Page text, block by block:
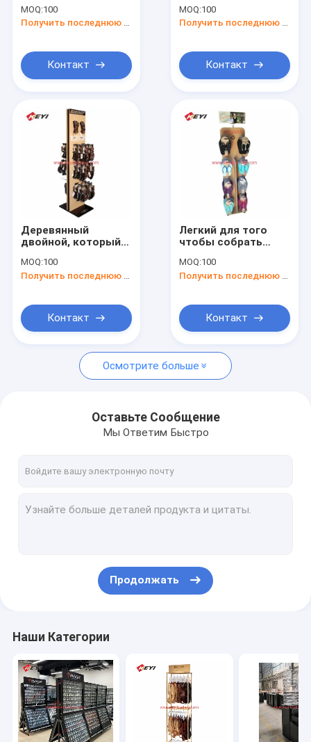
Продукты
Контроль качества
Свяжитесь с нами
Дисплей торговых карт
Деревянный дисплей
Акриловая выставочная витрина
Дисплей сигареты
системы мебели
розницы МДФ
конструкции аудио
с светом
приведенным
MOQ:100
Получить последнюю цену
Контакт
деревянного
автомобиля
аудио для
демонстрации
MOQ:100
Получить последнюю цену
Контакт
Деревянный
двойной, который
стеллаж для
выставки товаров
пола с крюками
MOQ:100
Контакт
Легкий для того
чтобы собрать
стеллаж для
выставки товаров
MOQ:100
Контакт
Осмотрите больше
Оставьте Сообщение
Мы Ответим Быстро
Продолжать
Наши Категории